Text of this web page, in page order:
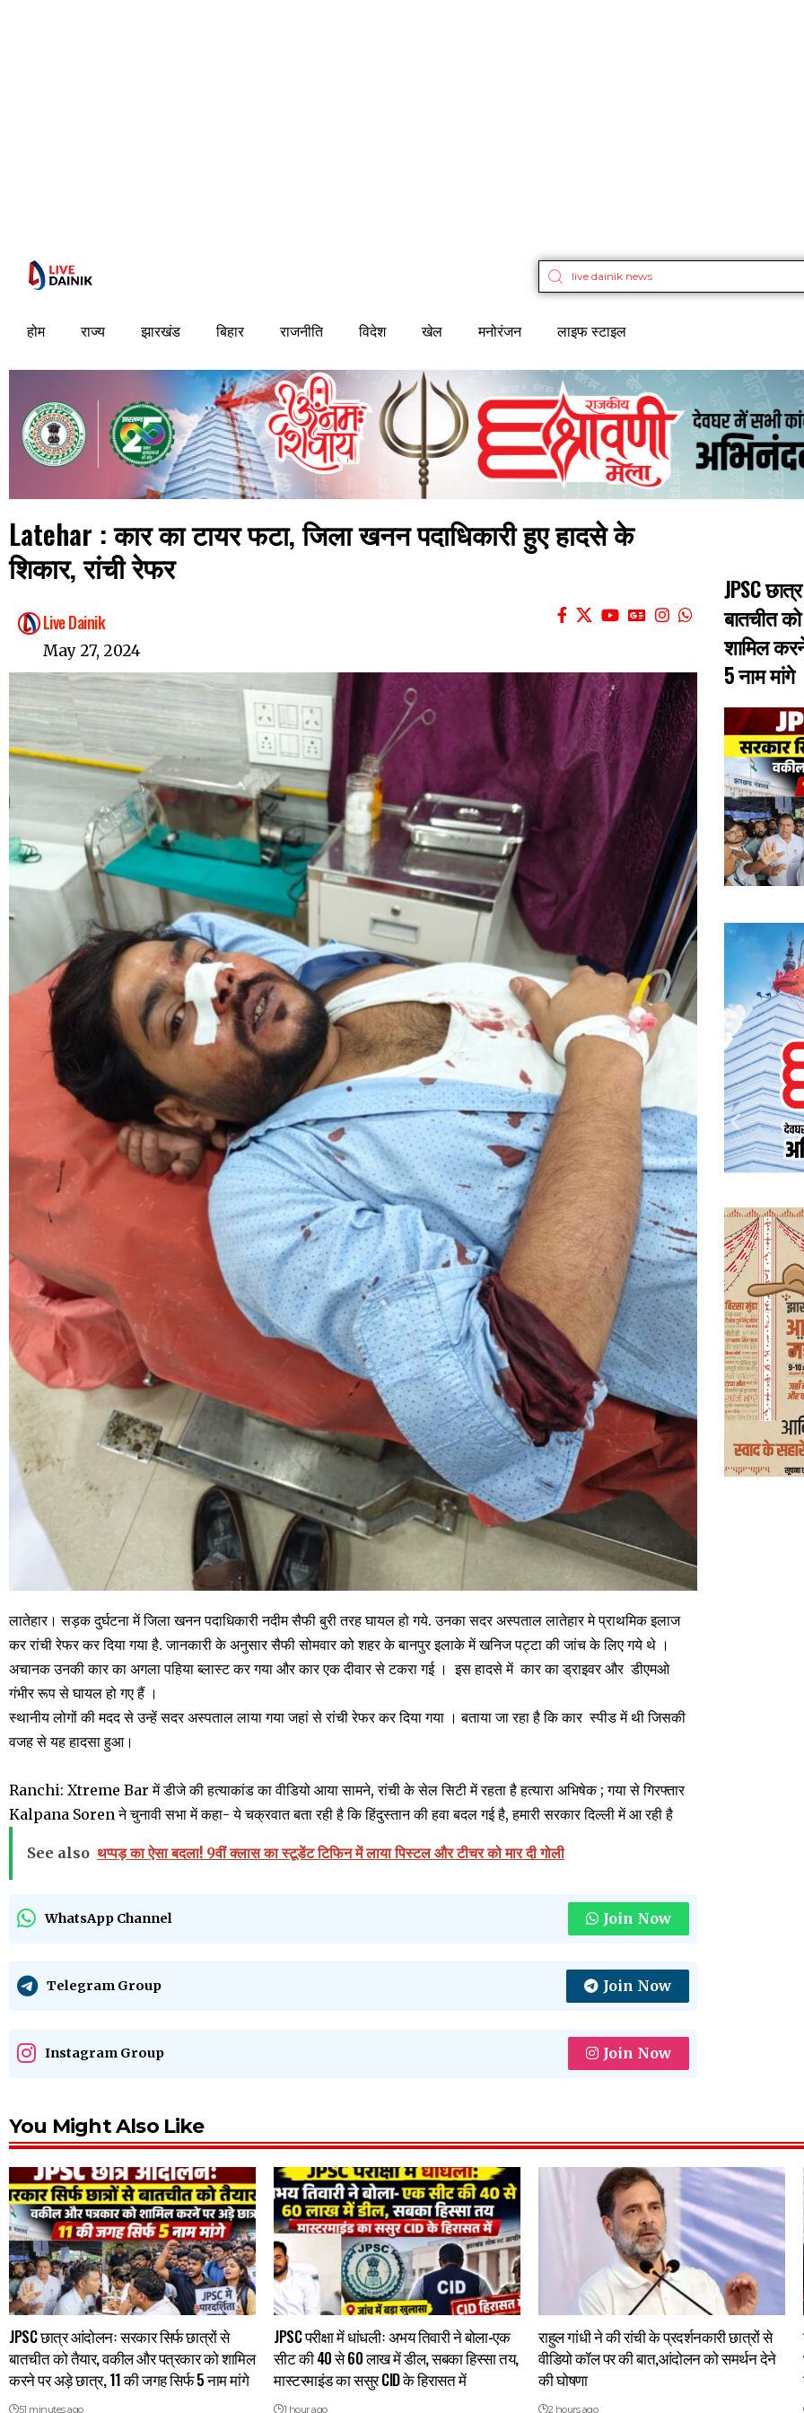
होम राज्य झारखंड बिहार राजनीति विदेश खेल मनोरंजन लाइफ स्टाइल
Latehar : कार का टायर फटा, जिला खनन पदाधिकारी हुए हादसे के
शिकार, रांची रेफर
Live Dainik
May 27, 2024
लातेहार। सड़क दुर्घटना में जिला खनन पदा​​धिकारी नदीम सैफी बुरी तरह घायल हो गये. उनका सदर अस्पताल लातेहार मे प्राथमिक इलाज
कर रांची रेफर कर दिया गया है. जानकारी के अनुसार सैफी सोमवार को शहर के बानपुर इलाके में खनिज पट्टा की जांच के लिए गये थे ।
अचानक उनकी कार का अगला पहिया ब्लास्ट कर गया और कार एक दीवार से टकरा गई । इस हादसे में कार का ड्राइवर और डीएमओ
गंभीर रूप से घायल हो गए हैं ।
स्थानीय लोगों की मदद से उन्हें सदर अस्पताल लाया गया जहां से रांची रेफर कर दिया गया । बताया जा रहा है कि कार स्पीड में थी जिसकी
वजह से यह हादसा हुआ।
Ranchi: Xtreme Bar में डीजे की हत्याकांड का वीडियो आया सामने, रांची के सेल सिटी में रहता है हत्यारा अभिषेक ; गया से गिरफ्तार
Kalpana Soren ने चुनावी सभा में कहा- ये चक्रवात बता रही है कि हिंदुस्तान की हवा बदल गई है, हमारी सरकार दिल्ली में आ रही है
See also थप्पड़ का ऐसा बदला! 9वीं क्लास का स्टूडेंट टिफिन में लाया पिस्टल और टीचर को मार दी गोली
WhatsApp Channel Join Now
Telegram Group Join Now
Instagram Group Join Now
JPSC
बातचीत
शामिल
5 नाम मांगे
You Might Also Like
JPSC छात्र आंदोलनः सरकार सिर्फ छात्रों से
बातचीत को तैयार, वकील और पत्रकार को शामिल
करने पर अड़े छात्र, 11 की जगह सिर्फ 5 नाम मांगे
51 minutes ago
JPSC परीक्षा में धांधलीः अभय तिवारी ने बोला-एक
सीट की 40 से 60 लाख में डील, सबका हिस्सा तय,
मास्टरमाइंड का ससुर CID के हिरासत में
1 hour ago
राहुल गांधी ने की रांची के प्रदर्शनकारी छात्रों से
वीडियो कॉल पर की बात,आंदोलन को समर्थन देने
की घोषणा
2 hours ago